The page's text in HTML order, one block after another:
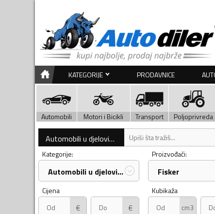
KATEGORIJE PRODAVNICE
Automobili Motori i Bicikli Transport Poljoprivreda
Automobili u djelovima
Kategorije:
Automobili u djelovima
Proizvođači:
Fisker
Cijena
€ €
Kubikaža
cm3